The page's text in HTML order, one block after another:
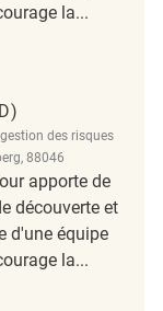
la...
des risques
88046
apporte de
découverte et
d'une équipe
la...